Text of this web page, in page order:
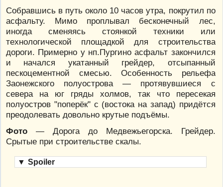
Собравшись в путь около 10 часов утра, покрутил по
асфальту. Мимо проплывал бесконечный лес,
иногда сменяясь стоянкой техники или
технологической площадкой для строительства
дороги. Примерно у нп.Пургино асфальт закончился
и начался укатанный грейдер, отсыпанный
пескоцементной смесью. Особенность рельефа
Заонежского полуострова — протявувшиеся с
севера на юг гряды холмов, так что пересекая
полуостров "поперёк" с (востока на запад) придётся
преодолевать довольно крутые подъёмы.
Фото — Дорога до Медвежьегорска. Грейдер.
Срытые при строительстве скалы.
▼ Spoiler